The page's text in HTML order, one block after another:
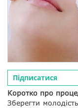
Підписатися
Коротко про
Зберегти